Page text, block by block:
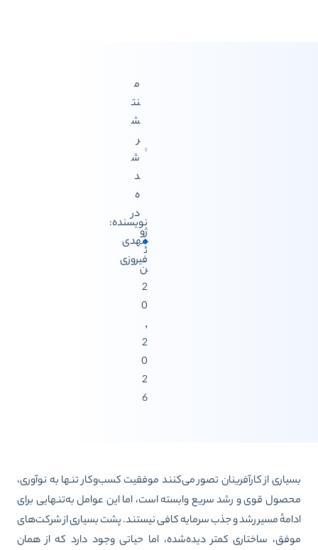
نویسنده:
مهدی
فیروزی
از کارآفرینان تصور می‌کنند موفقیت کسب‌وکار تنها به نوآوری،
قوی و رشد سریع وابسته است، اما این عوامل به‌تنهایی برای
مسیر رشد و جذب سرمایه کافی نیستند. پشت بسیاری از شرکت‌های
ساختاری کمتر دیده‌شده، اما حیاتی وجود دارد که از همان